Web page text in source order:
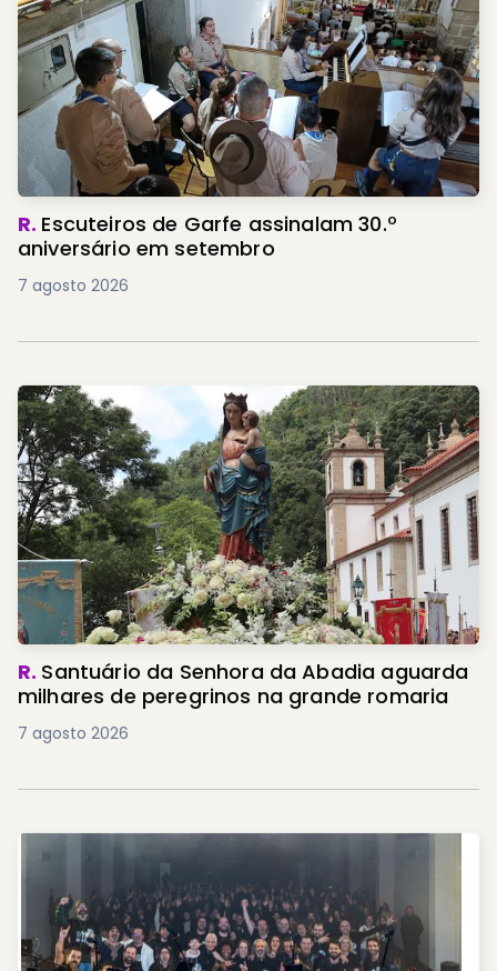
R. Escuteiros de Garfe assinalam 30.º
aniversário em setembro
7 agosto 2026
R. Santuário da Senhora da Abadia aguarda
milhares de peregrinos na grande romaria
7 agosto 2026